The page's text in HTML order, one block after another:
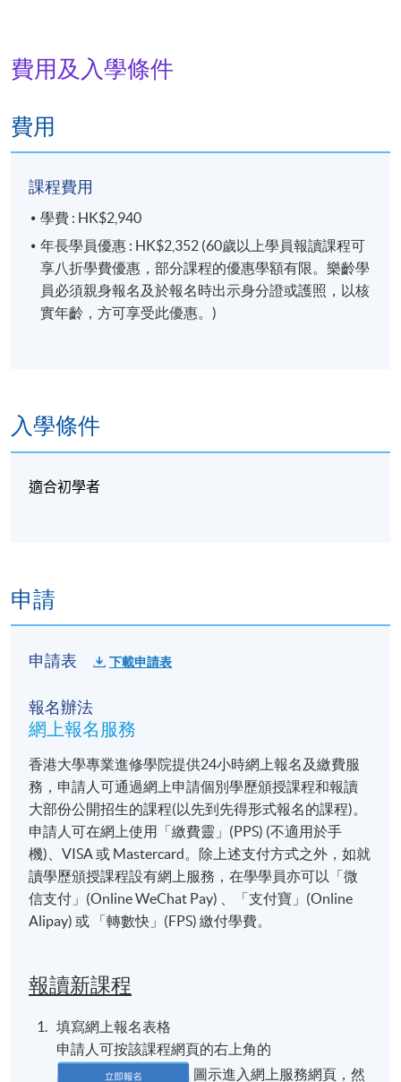
費用及入學條件
費用
課程費用
學費 : HK$2,940
年長學員優惠 : HK$2,352 (60歲以上學員報讀課程可
享八折學費優惠，部分課程的優惠學額有限。樂齡學
員必須親身報名及於報名時出示身分證或護照，以核
實年齡，方可享受此優惠。)
入學條件
適合初學者
申請
申請表 下載申請表
報名辦法
網上報名服務
香港大學專業進修學院提供24小時網上報名及繳費服
務，申請人可通過網上申請個別學歷頒授課程和報讀
大部份公開招生的課程(以先到先得形式報名的課程)。
申請人可在網上使用「繳費靈」(PPS) (不適用於手
機)、VISA 或 Mastercard。除上述支付方式之外，如就
讀學歷頒授課程設有網上服務，在學學員亦可以「微
信支付」(Online WeChat Pay) 、「支付寶」(Online
Alipay) 或 「轉數快」(FPS) 繳付學費。
報讀新課程
填寫網上報名表格
申請人可按該課程網頁的右上角的
圖示進入網上服務網頁，然